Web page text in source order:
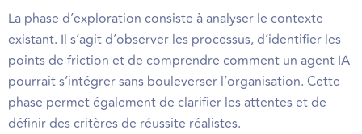
La phase d’exploration consiste à analyser le contexte
existant. Il s’agit d’observer les processus, d’identifier les
points de friction et de comprendre comment un agent IA
pourrait s’intégrer sans bouleverser l’organisation. Cette
phase permet également de clarifier les attentes et de
définir des critères de réussite réalistes.